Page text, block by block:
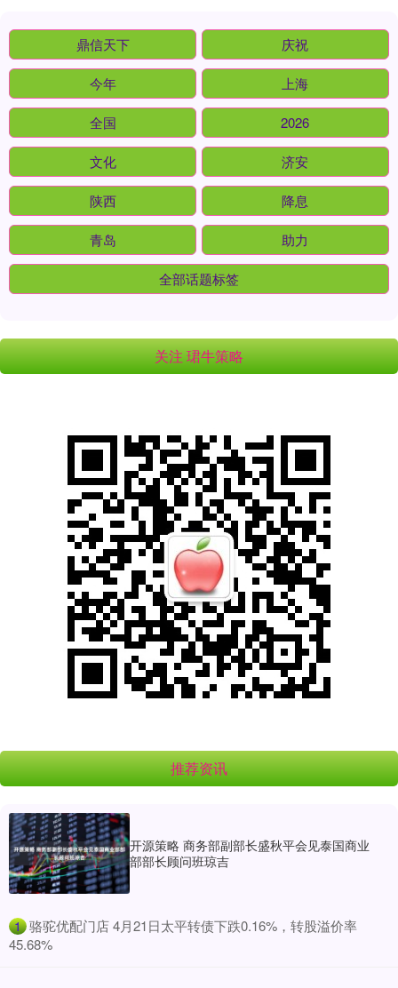
鼎信天下 庆祝
今年 上海
全国 2026
文化 济安
陕西 降息
青岛 助力
全部话题标签
关注 珺牛策略
推荐资讯
开源策略 商务部副部长盛秋平会见泰国商业
部部长顾问班琼吉
1 ​骆驼优配门店 4月21日太平转债下跌0.16%，转股溢价率
45.68%